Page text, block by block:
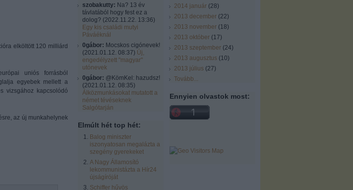
elköltött 120 milliárd
uniós forrásból
egyebek mellett a
vizsgához kapcsolódó
az új munkahelynek
szobakutty: Na? 13 év
távlatából hogy fest ez a
dolog? (2022.11.22. 13:36)
Egy kis családi mutyi
Páváéknál
0gábor: Mocskos cigónevek!
(2021.01.12. 08:37) Új,
engedélyzett "magyar"
utónevek
0gábor: @KömKel: hazudsz!
(2021.01.12. 08:35)
Álközmunkásokat mutatott a
német tévéseknek
Salgótarján
Elmúlt hét top hét:
Balog miniszter
iszonyatosan megalázta a
szegény gyerekeket
A Nagy Államosító
lekommunistázta a Hír24
újságíróját
Schiffer hűvös
2014 január (28)
2013 december (22)
2013 november (18)
2013 október (17)
2013 szeptember (24)
2013 augusztus (10)
2013 július (27)
Tovább...
Ennyien olvastok most: